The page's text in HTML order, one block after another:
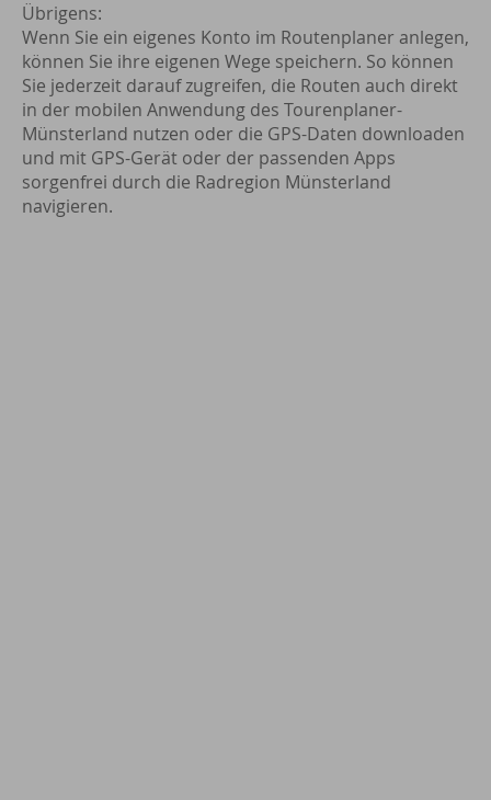
Übrigens:
Wenn Sie ein eigenes Konto im Routenplaner anlegen,
können Sie ihre eigenen Wege speichern. So können
Sie jederzeit darauf zugreifen, die Routen auch direkt
in der mobilen Anwendung des Tourenplaner-
Münsterland nutzen oder die GPS-Daten downloaden
und mit GPS-Gerät oder der passenden Apps
sorgenfrei durch die Radregion Münsterland
navigieren.